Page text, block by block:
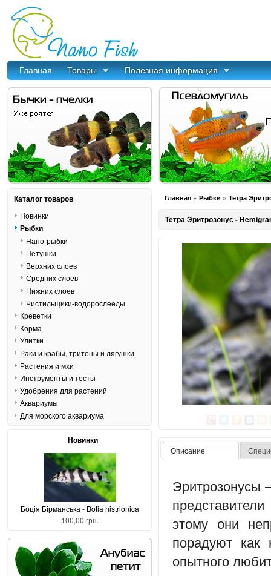
Главная Товары Полезная информация
Главная » Рыбки » Тетра
Тетра Эритрозонус -
Описание
Эритрозонусы
этому они
порадуют как
опытного
Каталог товаров
Новинки
Рыбки
Нано-рыбки
Петушки
Верхних слоев
Средних слоев
Нижних слоев
Чистильщики-водорослееды
Креветки
Корма
Улитки
Раки и крабы, тритоны и лягушки
Растения и мхи
Инструменты и тесты
Удобрения для растений
Аквариумы
Для морского аквариума
Новинки
Боція Бірманська - Botia histrionica
100,00 грн.